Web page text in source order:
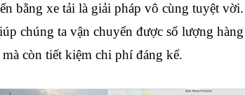
bằng xe tải là giải pháp vô cùng tuyệt vời.
chúng ta vận chuyển được số lượng hàng
còn tiết kiệm chi phí đáng kể.